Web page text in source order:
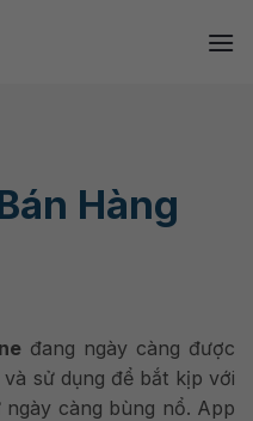
Hàng
đang ngày càng được
sử dụng để bắt kịp với
càng bùng nổ. App